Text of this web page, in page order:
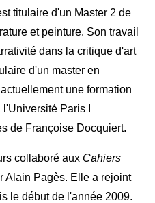
titulaire d'un Master 2 de
et peinture. Son travail
dans la critique d'art
d'un master en
une formation
Paris I
de Françoise Docquiert.
collaboré aux Cahiers
Alain Pagès. Elle a rejoint
le début de l'année 2009.